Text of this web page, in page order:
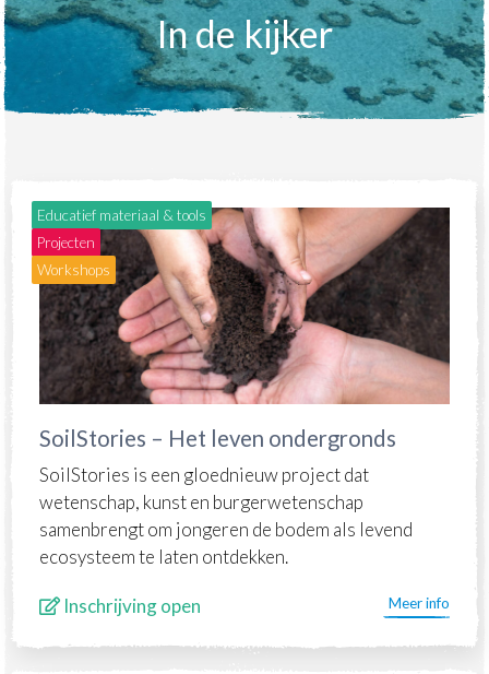
In de kijker
Educatief materiaal & tools
Projecten
Workshops
SoilStories – Het leven ondergronds
SoilStories is een gloednieuw project dat
wetenschap, kunst en burgerwetenschap
samenbrengt om jongeren de bodem als levend
ecosysteem te laten ontdekken.
Inschrijving open Meer info